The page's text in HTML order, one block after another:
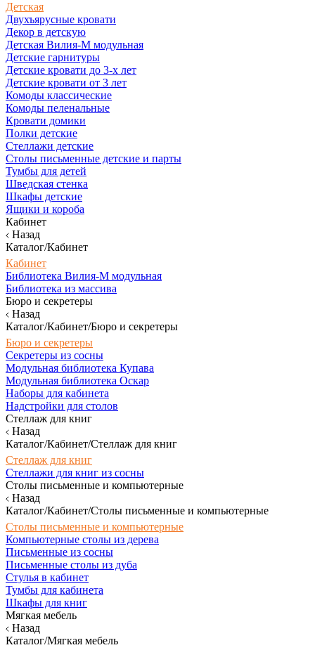
Детская
Двухъярусные кровати
Декор в детскую
Детская Вилия-М модульная
Детские гарнитуры
Детские кровати до 3-х лет
Детские кровати от 3 лет
Комоды классические
Комоды пеленальные
Кровати домики
Полки детские
Стеллажи детские
Столы письменные детские и парты
Тумбы для детей
Шведская стенка
Шкафы детские
Ящики и короба
Кабинет
Назад
Каталог/Кабинет
Кабинет
Библиотека Вилия-М модульная
Библиотека из массива
Бюро и секретеры
Назад
Каталог/Кабинет/Бюро и секретеры
Бюро и секретеры
Секретеры из сосны
Модульная библиотека Купава
Модульная библиотека Оскар
Наборы для кабинета
Надстройки для столов
Стеллаж для книг
Назад
Каталог/Кабинет/Стеллаж для книг
Стеллаж для книг
Стеллажи для книг из сосны
Столы письменные и компьютерные
Назад
Каталог/Кабинет/Столы письменные и компьютерные
Столы письменные и компьютерные
Компьютерные столы из дерева
Письменные из сосны
Письменные столы из дуба
Стулья в кабинет
Тумбы для кабинета
Шкафы для книг
Мягкая мебель
Назад
Каталог/Мягкая мебель